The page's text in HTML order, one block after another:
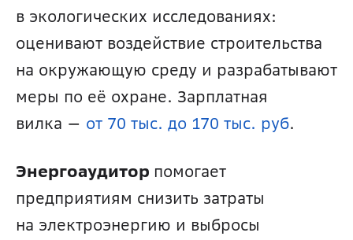
в экологических исследованиях:
оценивают воздействие строительства
на окружающую среду и разрабатывают
меры по её охране. Зарплатная
вилка — от 70 тыс. до 170 тыс. руб.
Энергоаудитор помогает
предприятиям снизить затраты
на электроэнергию и выбросы